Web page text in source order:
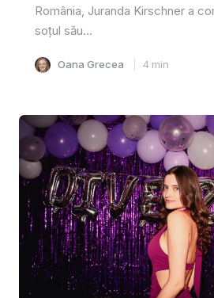
România, Juranda Kirschner a
soțul său...
Oana Grecea 4 min